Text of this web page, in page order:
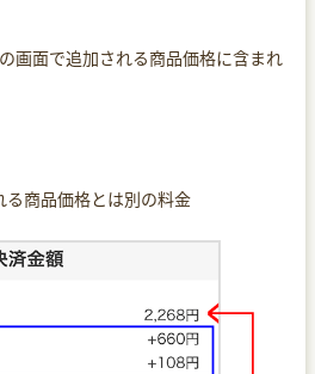
画面で追加される商品価格に含まれ
る商品価格とは別の料金